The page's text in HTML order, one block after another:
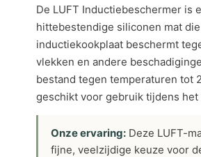
De LUFT Inductiebeschermer is
hittebestendige siliconen mat
inductiekookplaat beschermt
vlekken en andere
bestand tegen temperaturen tot
geschikt voor gebruik tijdens het
Onze ervaring: Deze LUFT-
fijne, veelzijdige keuze voor